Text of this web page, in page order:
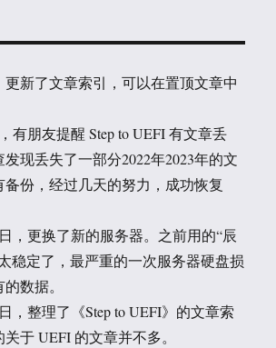
更新了文章索引，可以在置顶文章中
有朋友提醒 Step to UEFI 有文章丢
现丢失了一部分2022年2023年的文
备份，经过几天的努力，成功恢复
，更换了新的服务器。之前用的“辰
稳定了，最严重的一次服务器硬盘损
数据。
，整理了《Step to UEFI》的文章索
于 UEFI 的文章并不多。